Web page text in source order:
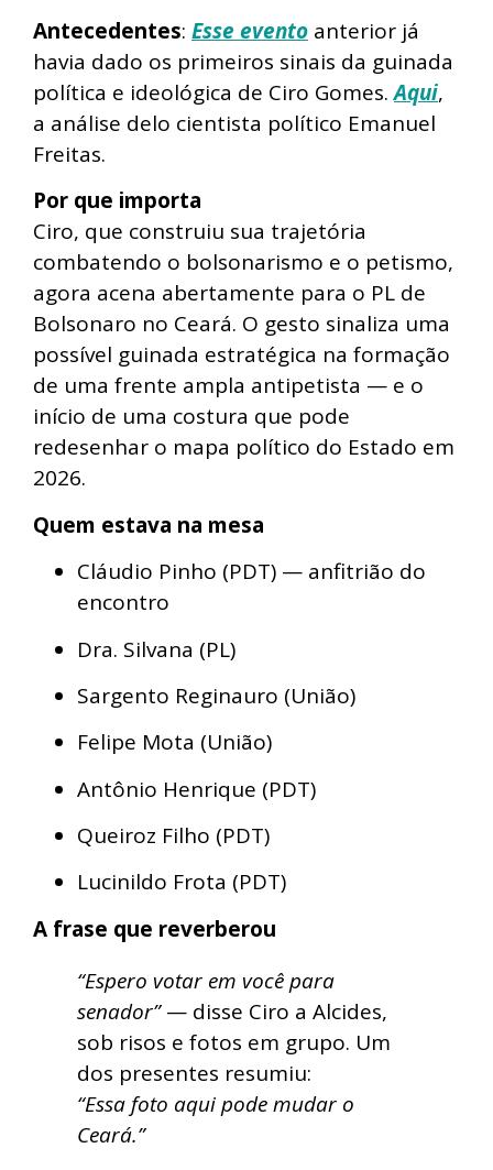
Antecedentes: Esse evento anterior já
havia dado os primeiros sinais da guinada
política e ideológica de Ciro Gomes.Aqui,
a análise delo cientista político Emanuel
Freitas.
Por que importa
Ciro, que construiu sua trajetória
combatendo o bolsonarismo e o petismo,
agora acena abertamente para o PL de
Bolsonaro no Ceará. O gesto sinaliza uma
possível guinada estratégica na formação
de uma frente ampla antipetista — e o
início de uma costura que pode
redesenhar o mapa político do Estado em
2026.
Quem estava na mesa
Cláudio Pinho (PDT) — anfitrião do
encontro
Dra. Silvana (PL)
Sargento Reginauro (União)
Felipe Mota (União)
Antônio Henrique (PDT)
Queiroz Filho (PDT)
Lucinildo Frota (PDT)
A frase que reverberou
“Espero votar em você para
senador”— disse Ciro a Alcides,
sob risos e fotos em grupo. Um
dos presentes resumiu:
“Essa foto aqui pode mudar o
Ceará.”